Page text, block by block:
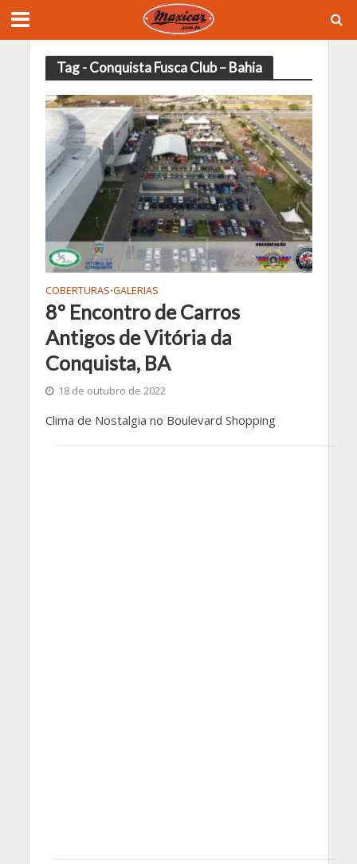
Tag - Conquista Fusca Club – Bahia
COBERTURAS•GALERIAS
8º Encontro de Carros
Antigos de Vitória da
Conquista, BA
18 de outubro de 2022
Clima de Nostalgia no Boulevard Shopping